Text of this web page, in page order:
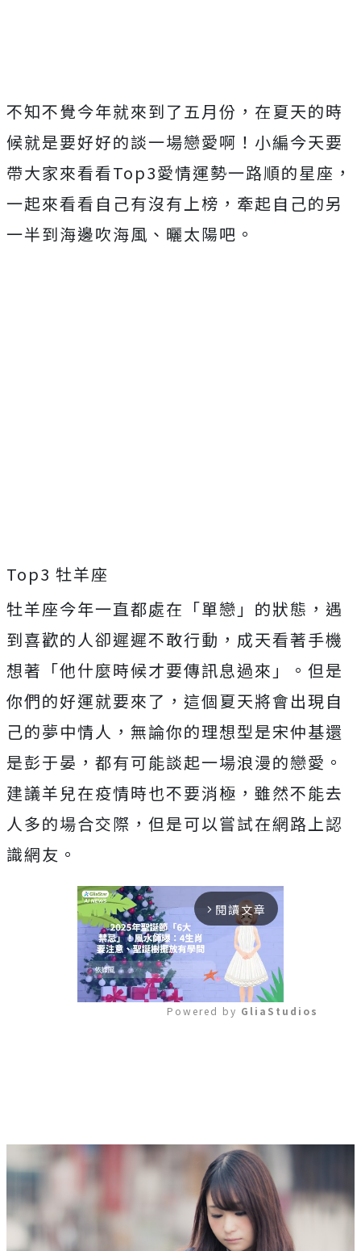
不知不覺今年就來到了五月份，在夏天的時
候就是要好好的談一場戀愛啊！小編今天要
帶大家來看看Top3愛情運勢一路順的星座，
一起來看看自己有沒有上榜，牽起自己的另
一半到海邊吹海風、曬太陽吧。
Top3 牡羊座
牡羊座今年一直都處在「單戀」的狀態，遇
到喜歡的人卻遲遲不敢行動，成天看著手機
想著「他什麼時候才要傳訊息過來」。但是
你們的好運就要來了，這個夏天將會出現自
己的夢中情人，無論你的理想型是宋仲基還
是彭于晏，都有可能談起一場浪漫的戀愛。
建議羊兒在疫情時也不要消極，雖然不能去
人多的場合交際，但是可以嘗試在網路上認
識網友。
arrow_forward_ios 閱讀文章
Powered by GliaStudios